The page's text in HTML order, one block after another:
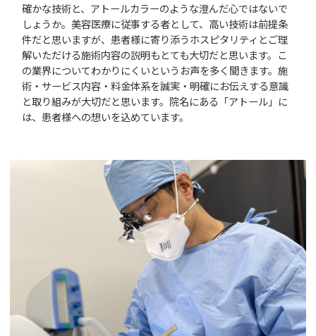
確かな技術と、アトールカラーのような澄んだ心ではないで
しょうか。美容医療に従事する者として、高い技術は前提条
件だと思いますが、患者様に寄り添うホスピタリティとご理
解いただける施術内容の説明もとても大切だと思います。こ
の業界についてわかりにくいというお声を多く聞きます。施
術・サービス内容・料金体系を誠実・明確にお伝えする意識
と取り組みが大切だと思います。院名にある「アトール」に
は、患者様への想いを込めています。